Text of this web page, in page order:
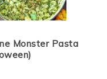
Monster Pasta